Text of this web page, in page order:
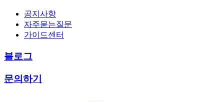
공지사항
자주묻는질문
가이드센터
블로그
문의하기